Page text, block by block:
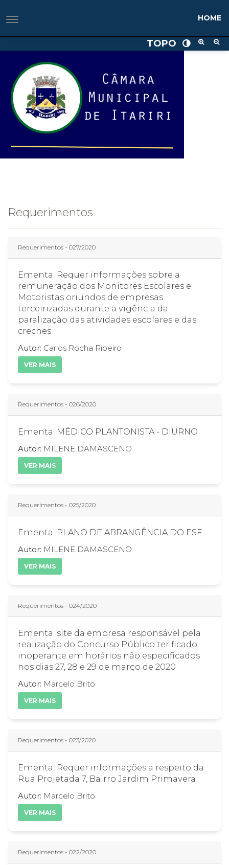
TOPO
HOME
Requerimentos
Requerimentos - 027/2020
Ementa: Requer informações sobre a
remuneração dos Monitores Escolares e
Motoristas oriundos de empresas
terceirizadas durante a vigência da
paralização das atividades escolares e das
creches
Autor: Carlos Rocha Ribeiro
VER MAIS
Requerimentos - 026/2020
Ementa: MÉDICO PLANTONISTA - DIURNO
Autor: MILENE DAMASCENO
VER MAIS
Requerimentos - 025/2020
Ementa: PLANO DE ABRANGÊNCIA DO ESF
Autor: MILENE DAMASCENO
VER MAIS
Requerimentos - 024/2020
Ementa: site da empresa responsável pela
realização do Concurso Público ter ficado
inoperante em horários não especificados
nos dias 27, 28 e 29 de março de 2020
Autor: Marcelo Brito
VER MAIS
Requerimentos - 023/2020
Ementa: Requer informações a respeito da
Rua Projetada 7, Bairro Jardim Primavera
Autor: Marcelo Brito
VER MAIS
Requerimentos - 022/2020